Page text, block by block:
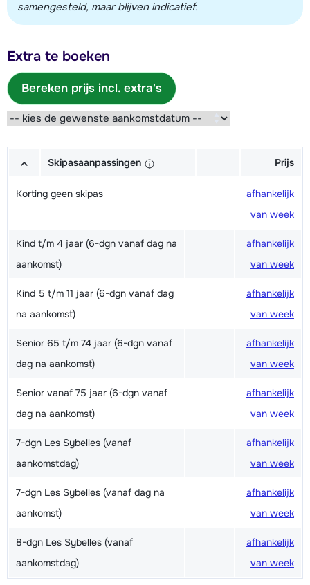
samengesteld, maar blijven indicatief.
Extra te boeken
Bereken prijs incl. extra's
Skipasaanpassingen Prijs
Korting geen skipas
afhankelijk
van week
Kind t/m 4 jaar (6-dgn vanaf dag na
aankomst)
afhankelijk
van week
Kind 5 t/m 11 jaar (6-dgn vanaf dag
na aankomst)
afhankelijk
van week
Senior 65 t/m 74 jaar (6-dgn vanaf
dag na aankomst)
afhankelijk
van week
Senior vanaf 75 jaar (6-dgn vanaf
dag na aankomst)
afhankelijk
van week
7-dgn Les Sybelles (vanaf
aankomstdag)
afhankelijk
van week
7-dgn Les Sybelles (vanaf dag na
aankomst)
afhankelijk
van week
8-dgn Les Sybelles (vanaf
aankomstdag)
afhankelijk
van week